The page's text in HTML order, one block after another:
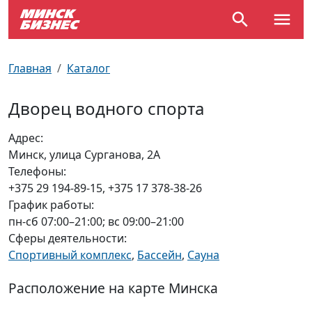
Главная Каталог
Дворец водного спорта
Адрес:
Минск, улица Сурганова, 2А
Телефоны:
+375 29 194-89-15, +375 17 378-38-26
График работы:
пн-сб 07:00–21:00; вс 09:00–21:00
Сферы деятельности:
Спортивный комплекс, Бассейн, Сауна
Расположение на карте Минска
Улицы Минска
Производственный календарь
Документы для ЗАГСа
Пробки на дорогах
Самолеты